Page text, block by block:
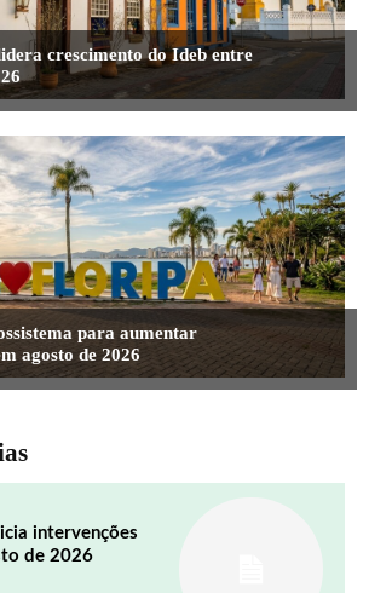
crescimento do Ideb entre
para aumentar
agosto de 2026
intervenções
de 2026